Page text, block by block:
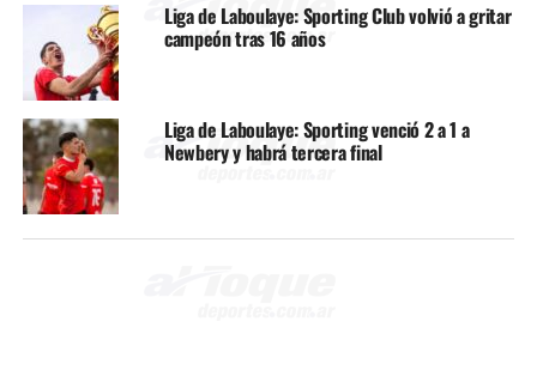
Liga de Laboulaye: Sporting Club volvió a gritar
campeón tras 16 años
Liga de Laboulaye: Sporting venció 2 a 1 a
Newbery y habrá tercera final